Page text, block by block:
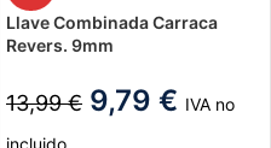
Llave Combinada Carraca
Revers. 9mm
13,99€ 9,79 € IVA no
incluido